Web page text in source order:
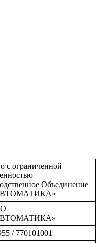
с ограниченной
Объединение
/ 770101001